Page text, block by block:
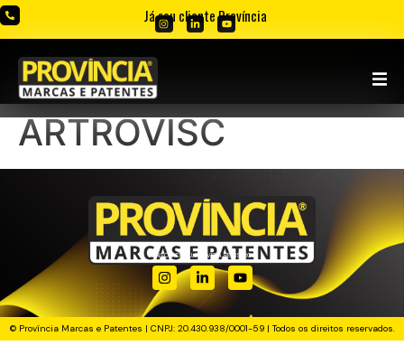
Já sou cliente Província
ARTROVISC
PENSOU. CRIOU. PROVÍCIA REGISTROU!
© Província Marcas e Patentes | CNPJ: 20.430.938/0001-59 | Todos os direitos reservados.